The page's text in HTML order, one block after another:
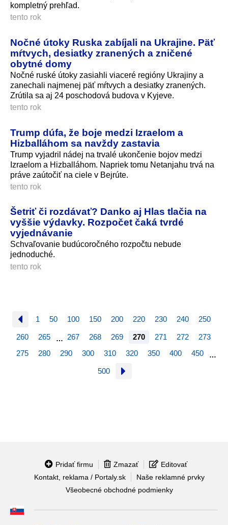
kompletný prehľad.
tento rok
Nočné útoky Ruska zabíjali na Ukrajine. Päť
mŕtvych, desiatky zranených a zničené
obytné domy
Nočné ruské útoky zasiahli viaceré regióny Ukrajiny a
zanechali najmenej päť mŕtvych a desiatky zranených.
Zrútila sa aj 24 poschodová budova v Kyjeve.
tento rok
Trump dúfa, že boje medzi Izraelom a
Hizballáhom sa navždy zastavia
Trump vyjadril nádej na trvalé ukončenie bojov medzi
Izraelom a Hizballáhom. Napriek tomu Netanjahu trvá na
práve zaútočiť na ciele v Bejrúte.
tento rok
Šetriť či rozdávať? Danko aj Hlas tlačia na
vyššie výdavky. Rozpočet čaká tvrdé
vyjednávanie
Schvaľovanie budúcoročného rozpočtu nebude
jednoduché.
tento rok
1 50 100 150 200 220 230 240 250
260 265 … 267 268 269 270 271 272
273
275
280 290 300 310 320 350 400 450 …
500
Pridať firmu Zmazať
Editovať
Kontakt, reklama / Portaly.sk
Naše reklamné prvky
Všeobecné obchodné podmienky